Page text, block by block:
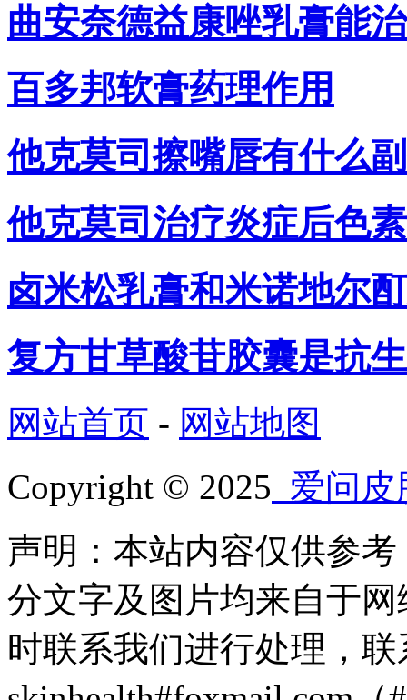
曲安奈德益康唑乳膏能
百多邦软膏药理作用
他克莫司擦嘴唇有什么
他克莫司治疗炎症后色
卤米松乳膏和米诺地尔
复方甘草酸苷胶囊是抗
网站首页 - 网站地图
Copyright © 2025 爱问皮
声明：本站内容仅供参
分文字及图片均来自于
时联系我们进行处理，